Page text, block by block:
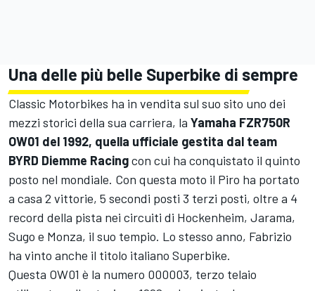
Una delle più belle Superbike di sempre
Classic Motorbikes ha in vendita sul suo sito uno dei
mezzi storici della sua carriera, la Yamaha FZR750R
OW01 del 1992, quella ufficiale gestita dal team
BYRD Diemme Racingcon cui ha conquistato il quinto
posto nel mondiale. Con questa moto il Piro ha portato
a casa 2 vittorie, 5 secondi posti 3 terzi posti, oltre a 4
record della pista nei circuiti di Hockenheim, Jarama,
Sugo e Monza, il suo tempio. Lo stesso anno, Fabrizio
ha vinto anche il titolo italiano Superbike.
Questa OW01 è la numero 000003, terzo telaio